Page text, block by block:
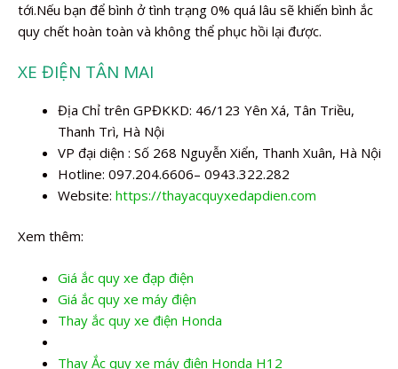
tới.Nếu bạn để bình ở tình trạng 0% quá lâu sẽ khiến bình ắc
quy chết hoàn toàn và không thể phục hồi lại được.
XE ĐIỆN TÂN MAI
Địa Chỉ trên GPĐKKD: 46/123 Yên Xá, Tân Triều,
Thanh Trì, Hà Nội
VP đại diện : Số 268 Nguyễn Xiển, Thanh Xuân, Hà Nội
Hotline: 097.204.6606– 0943.322.282
Website: https://thayacquyxedapdien.com
Xem thêm:
Giá ắc quy xe đạp điện
Giá ắc quy xe máy điện
Thay ắc quy xe điện Honda
Thay Ắc quy xe máy điện Honda H12